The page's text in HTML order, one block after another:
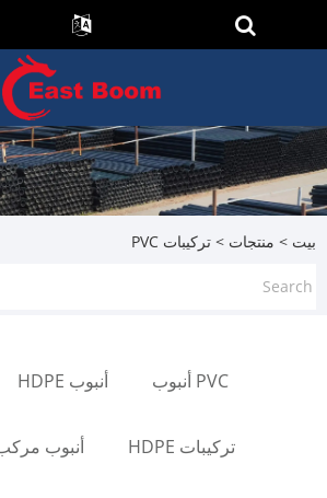
بيت > منتجات > تركيبات PVC
أنبوب HDPE PVC أنبوب
أنبوب تركيبات HDPE